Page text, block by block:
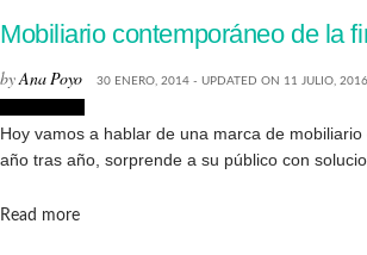
Mobiliario contemporáneo de la
byAna Poyo 30 ENERO, 2014 - UPDATED ON 11 JULIO, 2016
Hoy vamos a hablar de una marca de
año tras año, sorprende a su público con
Read moreDetails